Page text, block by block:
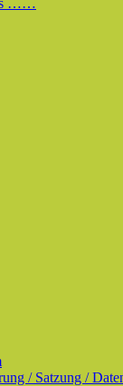
……
/ Satzung /